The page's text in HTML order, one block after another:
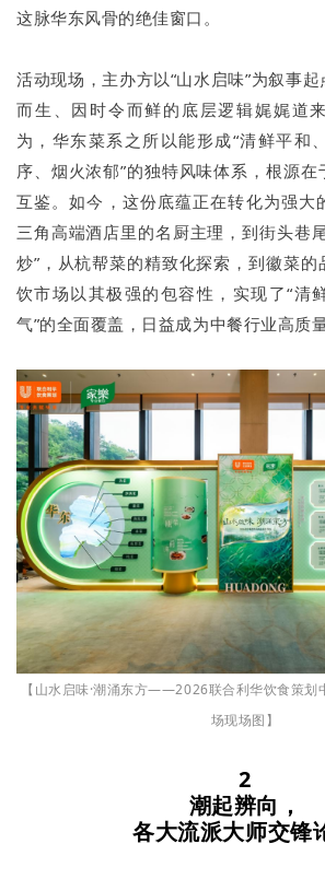
这脉华东风骨的绝佳窗口。
活动现场，主办方以“山水启味”为叙事
而生、因时令而鲜的底层逻辑娓娓道
为，华东菜系之所以能形成“清鲜平和
序、烟火浓郁”的独特风味体系，根源在
互鉴。如今，这份底蕴正在转化为强
三角高端酒店里的名厨主理，到街头巷
炒”，从杭帮菜的精致化探索，到徽菜的
饮市场以其极强的包容性，实现了“清
气”的全面覆盖，日益成为中餐行业高质
【山水启味·潮涌东方——2026联合利华饮食策划
场现场图】
2
潮起辨向，
各大流派大师交锋